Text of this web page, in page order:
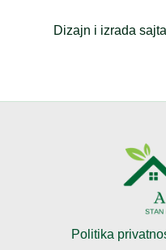
Dizajn i izrada
Politika